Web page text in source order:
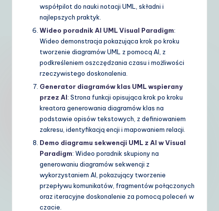
współpilot do nauki notacji UML, składni i
najlepszych praktyk.
Wideo poradnik AI UML Visual Paradigm:
Wideo demonstracja pokazująca krok po kroku
tworzenie diagramów UML z pomocą AI, z
podkreśleniem oszczędzania czasu i możliwości
rzeczywistego doskonalenia.
Generator diagramów klas UML wspierany
przez AI: Strona funkcji opisująca krok po kroku
kreatora generowania diagramów klas na
podstawie opisów tekstowych, z definiowaniem
zakresu, identyfikacją encji i mapowaniem relacji.
Demo diagramu sekwencji UML z AI w Visual
Paradigm: Wideo poradnik skupiony na
generowaniu diagramów sekwencji z
wykorzystaniem AI, pokazujący tworzenie
przepływu komunikatów, fragmentów połączonych
oraz iteracyjne doskonalenie za pomocą poleceń w
czacie.